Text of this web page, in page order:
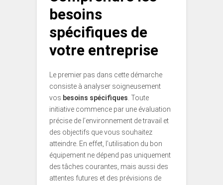
besoins
spécifiques de
votre entreprise
Le premier pas dans cette démarche
consiste à analyser soigneusement
vos besoins spécifiques . Toute
initiative commence par une évaluation
précise de l’environnement de travail et
des objectifs que vous souhaitez
atteindre. En effet, l’utilisation du bon
équipement ne dépend pas uniquement
des tâches courantes, mais aussi des
attentes futures et des prévisions de